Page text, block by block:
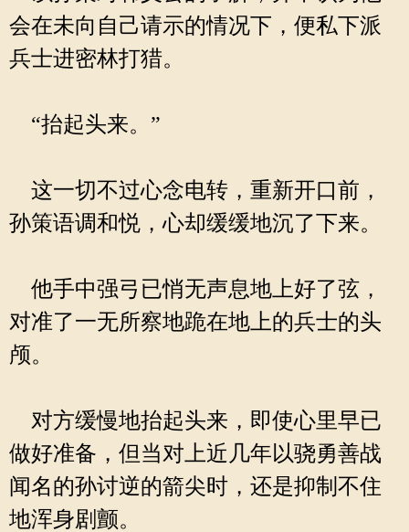
会在未向自己请示的情况下，便私下派
兵士进密林打猎。
“抬起头来。”
这一切不过心念电转，重新开口前，
孙策语调和悦，心却缓缓地沉了下来。
他手中强弓已悄无声息地上好了弦，
对准了一无所察地跪在地上的兵士的头
颅。
对方缓慢地抬起头来，即使心里早已
做好准备，但当对上近几年以骁勇善战
闻名的孙讨逆的箭尖时，还是抑制不住
地浑身剧颤。